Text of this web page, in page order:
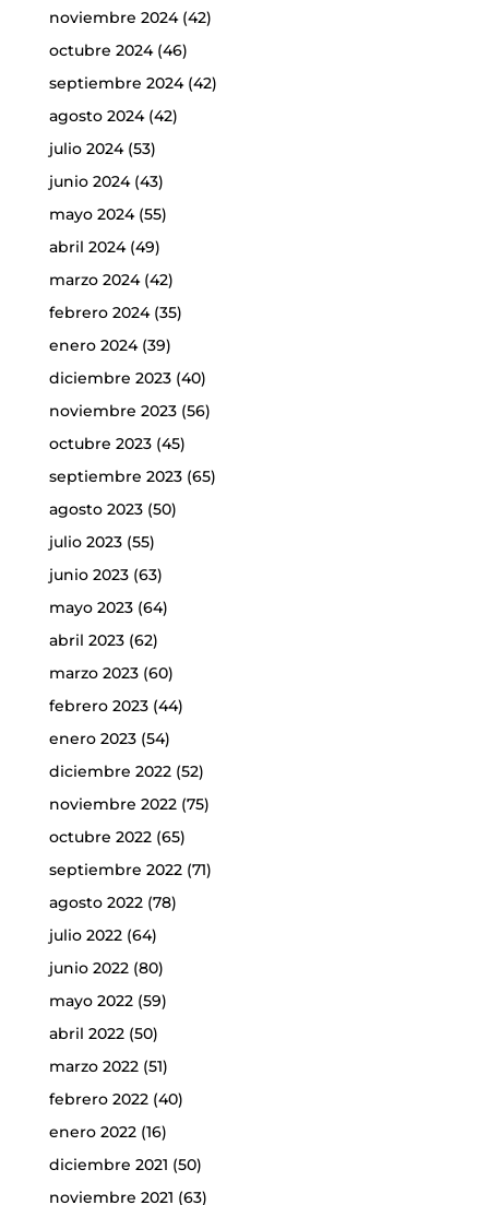
noviembre 2024(42)
octubre 2024(46)
septiembre 2024(42)
agosto 2024(42)
julio 2024(53)
junio 2024(43)
mayo 2024(55)
abril 2024(49)
marzo 2024(42)
febrero 2024(35)
enero 2024(39)
diciembre 2023(40)
noviembre 2023(56)
octubre 2023(45)
septiembre 2023(65)
agosto 2023(50)
julio 2023(55)
junio 2023(63)
mayo 2023(64)
abril 2023(62)
marzo 2023(60)
febrero 2023(44)
enero 2023(54)
diciembre 2022(52)
noviembre 2022(75)
octubre 2022(65)
septiembre 2022(71)
agosto 2022(78)
julio 2022(64)
junio 2022(80)
mayo 2022(59)
abril 2022(50)
marzo 2022(51)
febrero 2022(40)
enero 2022(16)
diciembre 2021 (50)
noviembre 2021 (63)